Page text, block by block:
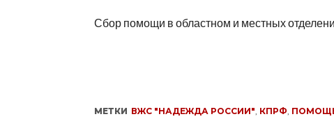
Сбор помощи в областном и местных
МЕТКИ ВЖС "НАДЕЖДА РОССИИ", КПРФ,